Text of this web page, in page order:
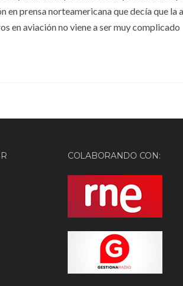
en prensa norteamericana que decía que la
en aviación no viene a ser muy complicado
COLABORANDO CON: